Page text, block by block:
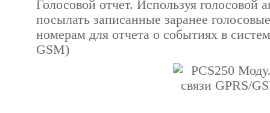
Голосовой отчет. Используя
посылать записанные заранее
номерам для отчета о событиях в
GSM)